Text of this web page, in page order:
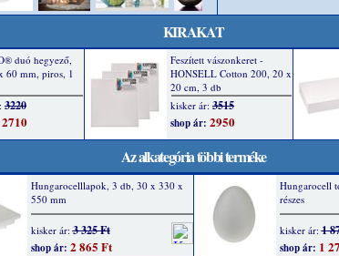
KIRAKAT
Az alkategória többi terméke
Hungarocelllapok, 3 db, 30 x 330 x
550 mm
kisker ár:3 325 Ft
shop ár: 2 865 Ft
Hungarocell
részes
kisker ár:1
shop ár: 1